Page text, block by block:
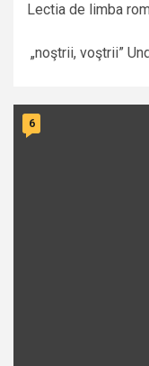
Lectia de limba
Lecţia 2
„noştrii, voştrii”
6